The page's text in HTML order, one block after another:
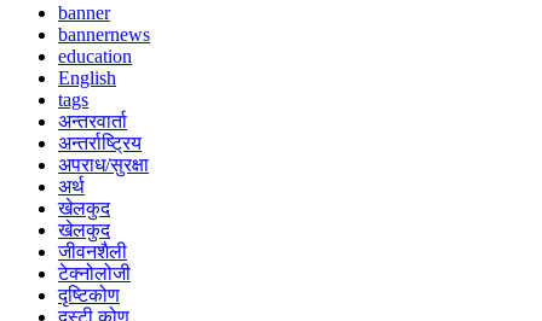
banner
bannernews
education
English
tags
अन्तरवार्ता
अन्तर्राष्ट्रिय
अपराध/सुरक्षा
अर्थ
खेलकुद
खेलकुद
जीवनशैली
टेक्नोलोजी
दृष्टिकोण
दृस्टी कोण